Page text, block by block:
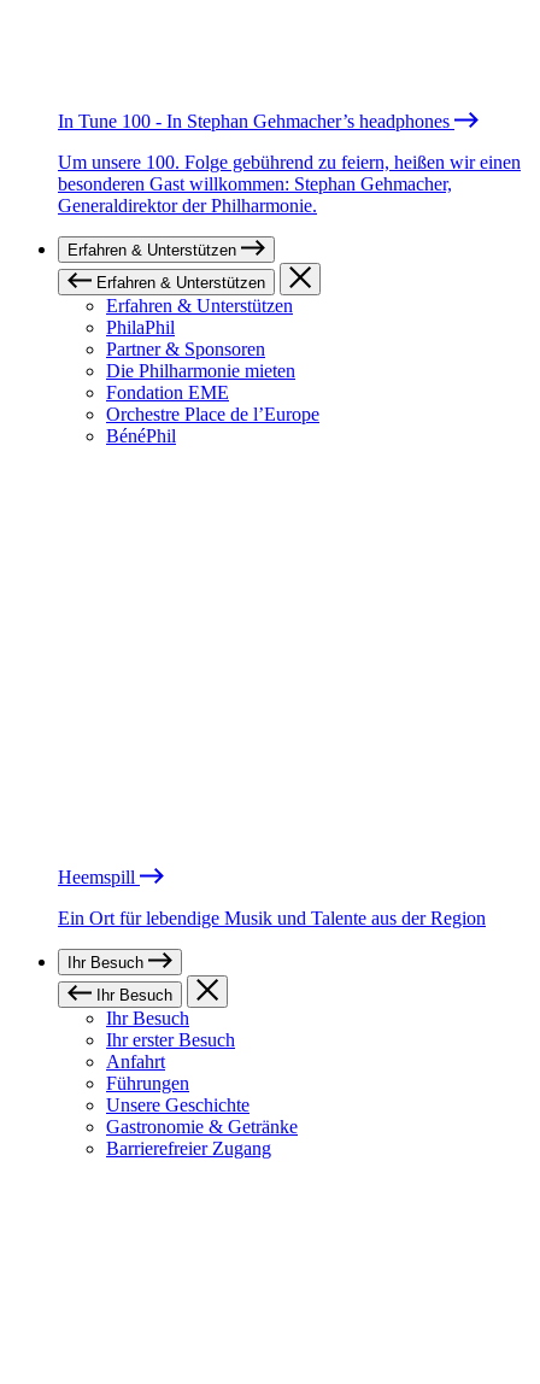
In Tune 100 - In Stephan Gehmacher’s headphones
Um unsere 100. Folge gebührend zu feiern, heißen wir einen
besonderen Gast willkommen: Stephan Gehmacher,
Generaldirektor der Philharmonie.
Erfahren & Unterstützen
Erfahren & Unterstützen
Erfahren & Unterstützen
PhilaPhil
Partner & Sponsoren
Die Philharmonie mieten
Fondation EME
Orchestre Place de l’Europe
BénéPhil
Heemspill
Ein Ort für lebendige Musik und Talente aus der Region
Ihr Besuch
Ihr Besuch
Ihr Besuch
Ihr erster Besuch
Anfahrt
Führungen
Unsere Geschichte
Gastronomie & Getränke
Barrierefreier Zugang